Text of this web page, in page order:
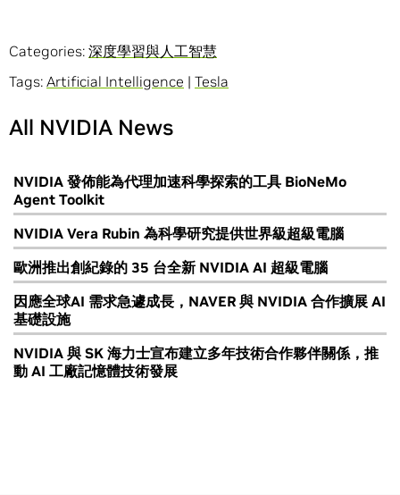
Categories: 深度學習與人工智慧
Tags: Artificial Intelligence | Tesla
All NVIDIA News
NVIDIA 發佈能為代理加速科學探索的工具 BioNeMo
Agent Toolkit
NVIDIA Vera Rubin 為科學研究提供世界級超級電腦
歐洲推出創紀錄的 35 台全新 NVIDIA AI 超級電腦
因應全球AI 需求急遽成長，NAVER 與 NVIDIA 合作擴展 AI
基礎設施
NVIDIA 與 SK 海力士宣布建立多年技術合作夥伴關係，推
動 AI 工廠記憶體技術發展